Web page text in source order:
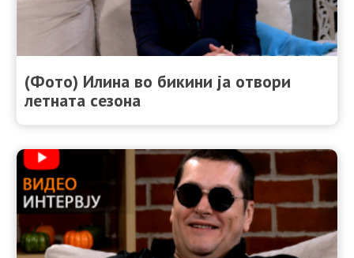
(Фото) Илина во бикини ја отвори
летната сезона